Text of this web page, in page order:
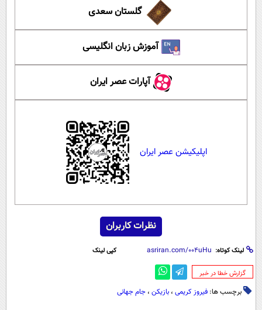
گلستان سعدی
آموزش زبان انگلیسی
آپارات عصر ایران
اپلیکیشن عصر ایران
نظرات کاربران
لینک کوتاه: کپی لینک
‌گزارش خطا در خبر
برچسب ها: فیروز کریمی ، بازیکن ، جام جهانی